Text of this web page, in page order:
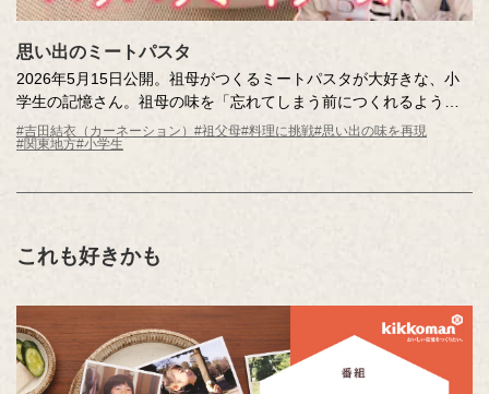
思い出のミートパスタ
2026年5月15日公開。祖母がつくるミートパスタが大好きな、小
学生の記憶さん。祖母の味を「忘れてしまう前につくれるように
なりたい」という記憶さんの願いを叶えるため、料理上手な調査
員ともに再現に挑戦します。祖父が書き起こしてくれたレシピを
#吉田結衣（カーネーション） #祖父母#料理に挑戦#思い出の味を再現
#関東地方#小学生
これも好きかも